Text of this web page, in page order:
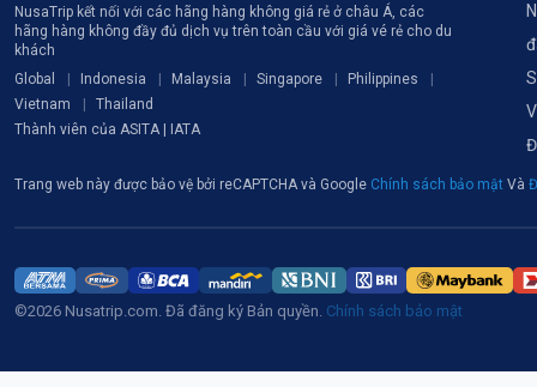
NusaTrip kết nối với các hãng hàng không giá rẻ ở châu Á, các
hãng hàng không đầy đủ dịch vụ trên toàn cầu với giá vé rẻ cho du
khách
Global
Indonesia Malaysia Singapore
Philippines
Vietnam
Thailand
Thành viên của ASITA | IATA
Trang web này được bảo vệ bởi reCAPTCHA và Google Chính sách bảo mật Và
©2026 Nusatrip.com. Đã đăng ký Bản quyền. Chính sách bảo mật